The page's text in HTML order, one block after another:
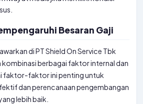
Besaran Gaji
di PT Shield On Service Tbk
kombinasi berbagai faktor internal dan
faktor-faktor ini penting untuk
dan perencanaan pengembangan
lebih baik.